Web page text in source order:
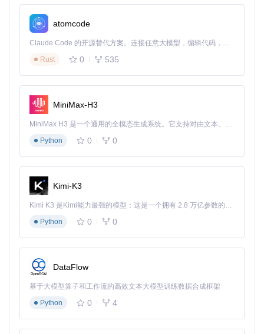
mkdir build && cd build
cmake .. -DCMAKE_BUILD_TYPE=Release
make -j$(nproc
到系统路径，或直接运行bin/yuzu
关键配置项解析
首次启动后，需完成两项核心配置：
系统文件设置：在~/.local/share/yuzu目录下创建
（模拟Switch系统存储）和
密钥管理
：将合法获取的prod.keys文件放置于
hare/yuzu/keys目录，确保包含最新的固件密钥以支持新
[!WARNING] 密钥文件是运行游戏的必要组件，缺失或过
时的密钥会导致游戏无法启动或出现功能异常。建议定期
从可信渠道更新密钥集合。
深度优化策略：释放硬件潜能的高级配置
图形渲染调优
yuzu的图形设置提供了丰富的优化选项，针对不同硬件配置可
采用差异化策略：
高端配置方案 （RTX 3060+/RX 6600+）：
渲染器：Vulkan
atomcode
Claude Code 的开源替代方案。连接任意大模型，编辑代码，运行命令，自动验证 — 全自动执行。用 Rust 构建，极致性能。 ｜ An open-source alternative to Claude Code. Connect any LLM, edit code, run commands, and verify changes — autonomously. Built in Rust for speed. Get Started
Rust
0 535
MiniMax-H3
MiniMax H3 是一个通用的全模态生成系统。它支持对由文本、图像、视频和音频组成的多模态上下文进行统一理解，并能生成分辨率高达 2K、时长可达 15 秒的带原生立体声音频的视频。得益于面向任务泛化的系统设计，H3 在预训练阶段就已具备广泛的多模态上下文理解与生成能力，能够出色地执行复杂的多模态指令。
Python
0 0
Kimi-K3
Kimi K3 是Kimi能力最强的模型：这是一个拥有 2.8 万亿参数的混合专家（MoE）模型，具备原生视觉理解能力，并支持 100 万 token 的上下文窗口。
Python
0 0
DataFlow
基于大模型算子和工作流的高效文本大模型训练数据合成框架
Python
0 4